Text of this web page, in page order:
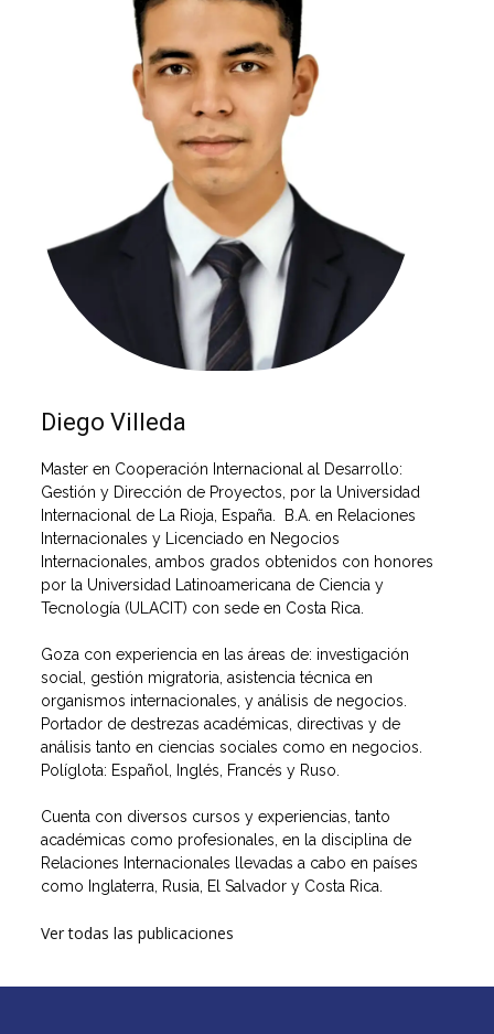
Diego Villeda
Master en Cooperación Internacional al Desarrollo:
Gestión y Dirección de Proyectos, por la Universidad
Internacional de La Rioja, España. B.A. en Relaciones
Internacionales y Licenciado en Negocios
Internacionales, ambos grados obtenidos con honores
por la Universidad Latinoamericana de Ciencia y
Tecnología (ULACIT) con sede en Costa Rica.
Goza con experiencia en las áreas de: investigación
social, gestión migratoria, asistencia técnica en
organismos internacionales, y análisis de negocios.
Portador de destrezas académicas, directivas y de
análisis tanto en ciencias sociales como en negocios.
Políglota: Español, Inglés, Francés y Ruso.
Cuenta con diversos cursos y experiencias, tanto
académicas como profesionales, en la disciplina de
Relaciones Internacionales llevadas a cabo en países
como Inglaterra, Rusia, El Salvador y Costa Rica.
Ver todas las publicaciones